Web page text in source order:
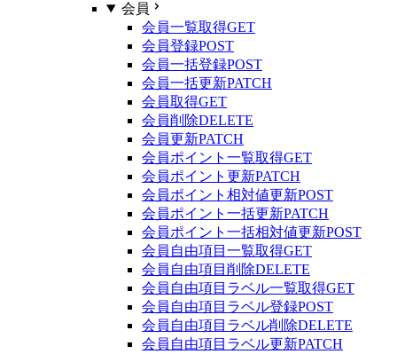
会員
会員一覧取得GET
会員登録POST
会員一括登録POST
会員一括更新PATCH
会員取得GET
会員削除DELETE
会員更新PATCH
会員ポイント一覧取得GET
会員ポイント更新PATCH
会員ポイント相対値更新POST
会員ポイント一括更新PATCH
会員ポイント一括相対値更新POST
会員自由項目一覧取得GET
会員自由項目削除DELETE
会員自由項目ラベル一覧取得GET
会員自由項目ラベル登録POST
会員自由項目ラベル削除DELETE
会員自由項目ラベル更新PATCH